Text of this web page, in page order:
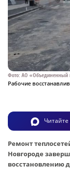
Фото: АО «Объединенный
Рабочие
Читайте
Ремонт
Новгороде
восстановлению